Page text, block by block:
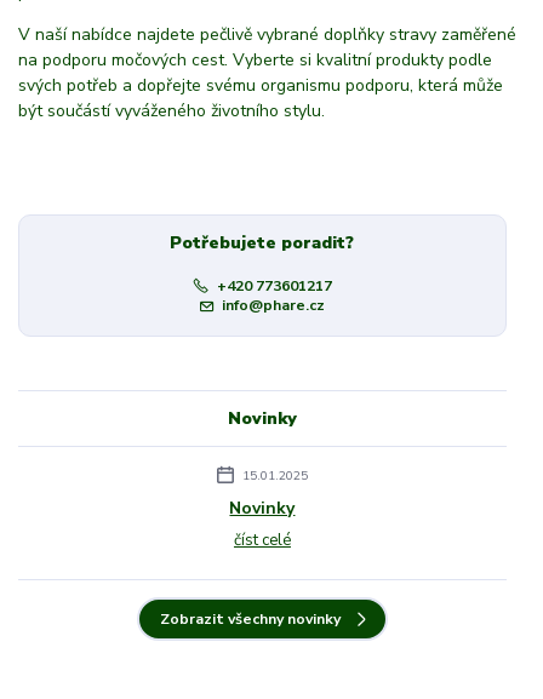
V naší nabídce najdete pečlivě vybrané doplňky stravy zaměřené
na podporu močových cest. Vyberte si kvalitní produkty podle
svých potřeb a dopřejte svému organismu podporu, která může
být součástí vyváženého životního stylu.
Potřebujete poradit?
+420 773601217
info@phare.cz
Novinky
15.01.2025
Novinky
číst celé
Zobrazit všechny novinky